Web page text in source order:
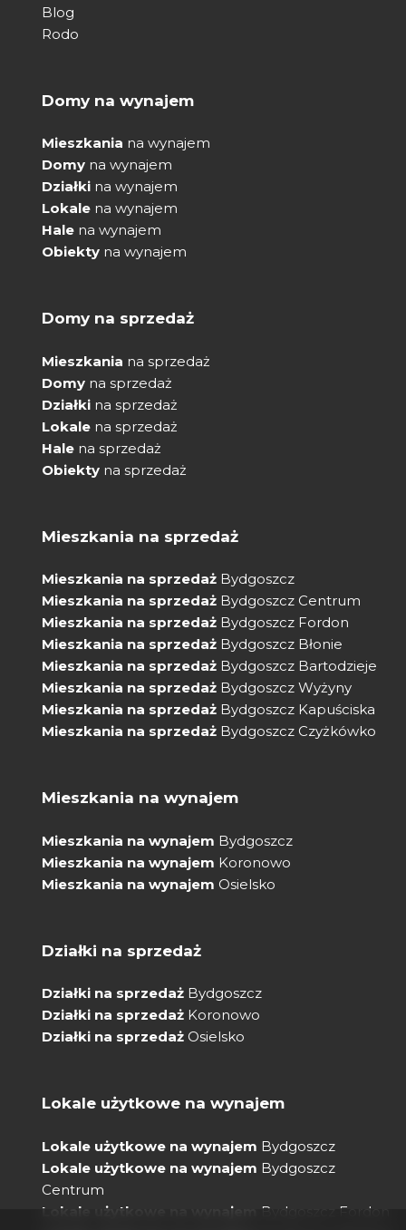
Domy na wynajem
Mieszkania na wynajem
Domy na wynajem
Działki na wynajem
Lokale na wynajem
Hale na wynajem
Obiekty na wynajem
Domy na sprzedaż
Mieszkania na sprzedaż
Domy na sprzedaż
Działki na sprzedaż
Lokale na sprzedaż
Hale na sprzedaż
Obiekty na sprzedaż
Blog
Rodo
Mieszkania na sprzedaż
Mieszkania na sprzedaż Bydgoszcz
Mieszkania na sprzedaż Bydgoszcz Centrum
Mieszkania na sprzedaż Bydgoszcz Fordon
Mieszkania na sprzedaż Bydgoszcz Błonie
Mieszkania na sprzedaż Bydgoszcz Bartodzieje
Mieszkania na sprzedaż Bydgoszcz Wyżyny
Mieszkania na sprzedaż Bydgoszcz Kapuściska
Mieszkania na sprzedaż Bydgoszcz Czyżkówko
Mieszkania na wynajem
Mieszkania na wynajem Bydgoszcz
Mieszkania na wynajem Koronowo
Mieszkania na wynajem Osielsko
Działki na sprzedaż
Działki na sprzedaż Bydgoszcz
Działki na sprzedaż Koronowo
Działki na sprzedaż Osielsko
Lokale użytkowe na wynajem
Lokale użytkowe na wynajem Bydgoszcz
Lokale użytkowe na wynajem Bydgoszcz
Centrum
Lokale użytkowe na wynajem Bydgoszcz Fordon